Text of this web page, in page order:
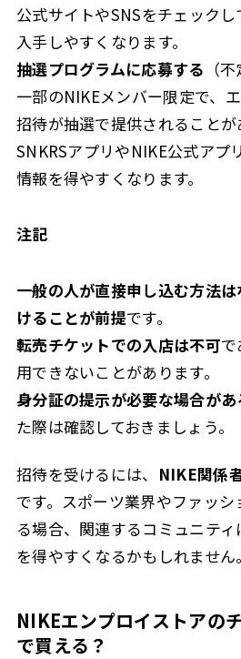
公式サイトやSNSをチェック
入手しやすくなります。
抽選プログラムに応募する （
一部のNIKEメンバー限定で、
招待が抽選で提供されることが
SNKRSアプリやNIKE公式アプ
情報を得やすくなります。
注記
一般の人が直接申し込む方法
けることが前提です。
転売チケットでの入店は不可
用できないことがあります。
身分証の提示が必要な場合があ
た際は確認しておきましょう。
招待を受けるには、 NIKE関係
です。スポーツ業界やファッ
る場合、関連するコミュニテ
を得やすくなるかもしれません。
NIKEエンプロイストアの
で買える？